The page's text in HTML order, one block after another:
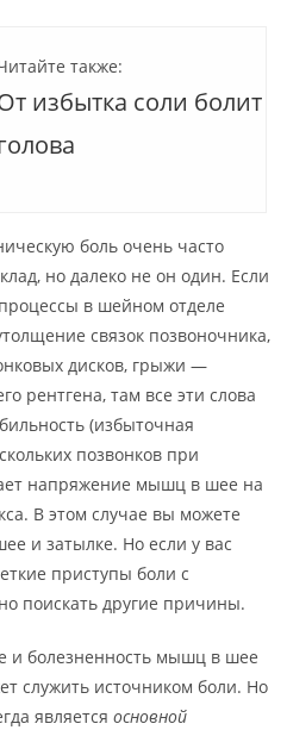
также:
избытка соли болит
боль очень часто
но далеко не он один. Если
в шейном отделе
связок позвоночника,
дисков, грыжи —
рентгена, там все эти слова
(избыточная
позвонков при
напряжение мышц в шее на
В этом случае вы можете
и затылке. Но если у вас
приступы боли с
поискать другие причины.
и болезненность мышц в шее
служить источником боли. Но
являетсяосновной